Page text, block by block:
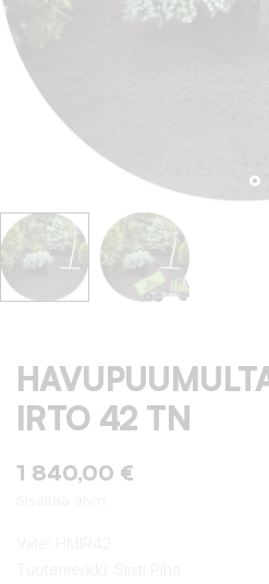
IRTO 42 TN
1 840,00 €